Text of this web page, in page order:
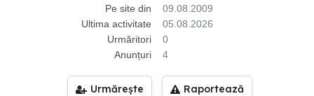
Pe site din
09.08.2009
Ultima activitate
05.08.2026
Urmăritori
0
Anunțuri
4
Urmărește Raportează